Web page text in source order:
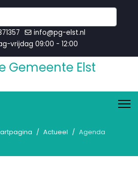
...
info@pg-elst.nl
vrijdag 09:00 - 12:00
Actueel Agenda